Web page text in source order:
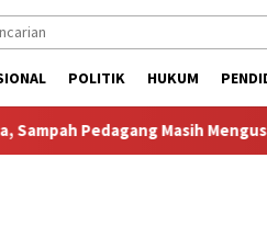
POLITIK HUKUM
Masih Mengusik Hilang